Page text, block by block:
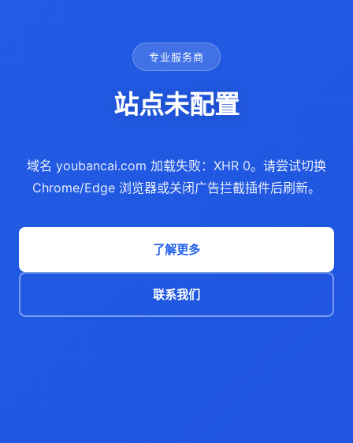
专业服务商
站点未配置
域名 youbancai.com 加载失败：XHR 0。请尝试切换
Chrome/Edge 浏览器或关闭广告拦截插件后刷新。
了解更多
联系我们